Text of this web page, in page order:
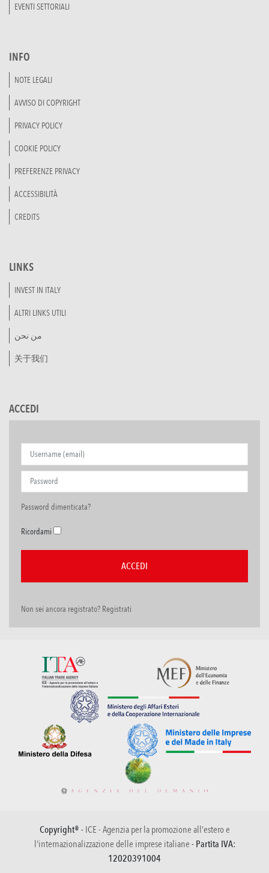
EVENTI SETTORIALI
INFO
NOTE LEGALI
AVVISO DI COPYRIGHT
PRIVACY POLICY
COOKIE POLICY
PREFERENZE PRIVACY
ACCESSIBILITÀ
CREDITS
LINKS
INVEST IN ITALY
ALTRI LINKS UTILI
من نحن
关于我们
ACCEDI
Password dimenticata?
Ricordami
Non sei ancora registrato? Registrati
Copyright® - ICE - Agenzia per la promozione all’estero e
l'internazionalizzazione delle imprese italiane - Partita IVA:
12020391004